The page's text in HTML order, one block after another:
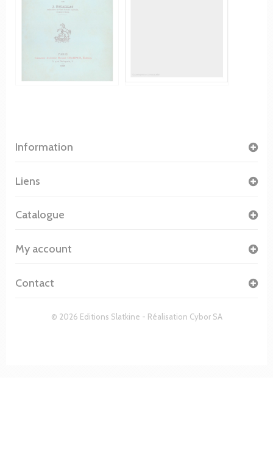
Information
© 2026 Editions Slatkine - Réalisation Cybor SA
Liens
Catalogue
My account
Contact